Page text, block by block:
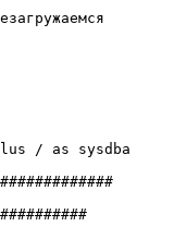
/ as sysdba